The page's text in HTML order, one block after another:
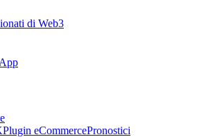
di Web3
Plugin eCommercePronostici